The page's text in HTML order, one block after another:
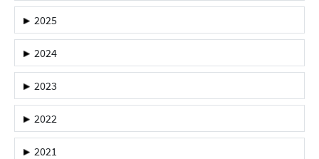
2025
2024
2023
2022
2021